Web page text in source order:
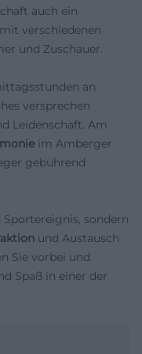
auch ein
mit verschiedenen
und Zuschauer.
an
versprechen
Leidenschaft. Am
im Amberger
gebührend
sondern
und Austausch
Sie vorbei und
Spaß in einer der